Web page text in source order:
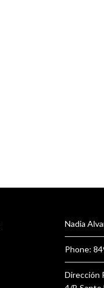
Nadia
Phone:
Dirección